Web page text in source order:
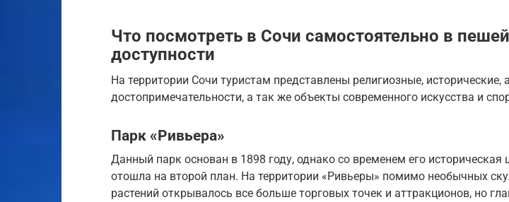
Что посмотреть в Сочи самостоятельно в пешей
доступности
На территории Сочи туристам представлены религиозные, исторические,
достопримечательности, а так же объекты современного искусства и
Парк «Ривьера»
Данный парк основан в 1898 году, однако со временем его историческая
отошла на второй план. На территории «Ривьеры» помимо необычных
растений открывалось все больше торговых точек и аттракционов, но